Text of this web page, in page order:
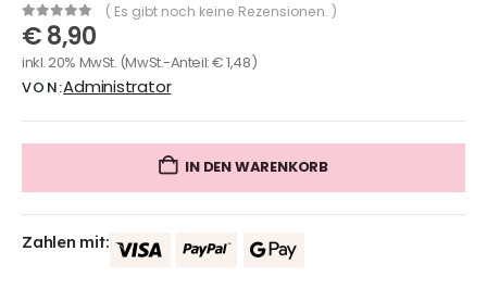
0out of 5
( Es gibt noch keine Rezensionen. )
€8,90
inkl. 20% MwSt. (MwSt.-Anteil:€1,48)
VON:Administrator
IN DEN WARENKORB
Zahlen mit: